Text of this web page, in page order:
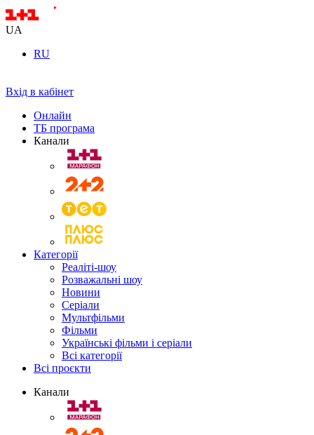
UA
RU
Вхід в кабінет
Онлайн
ТБ програма
Канали
Категорії
Реаліті-шоу
Розважальні шоу
Новини
Серіали
Мультфільми
Фільми
Українські фільми і серіали
Всі категорії
Всі проєкти
Канали